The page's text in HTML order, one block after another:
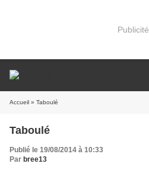
Publicité
Accueil » Taboulé
Taboulé
Publié le 19/08/2014 à 10:33
Par bree13